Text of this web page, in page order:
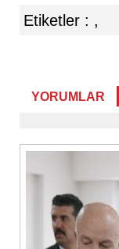
Etiketler : ,
YORUMLAR